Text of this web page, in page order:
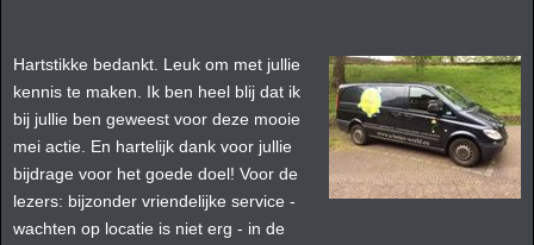
Hartstikke bedankt. Leuk om met jullie
kennis te maken. Ik ben heel blij dat ik
bij jullie ben geweest voor deze mooie
mei actie. En hartelijk dank voor jullie
bijdrage voor het goede doel! Voor de
lezers: bijzonder vriendelijke service -
wachten op locatie is niet erg - in de